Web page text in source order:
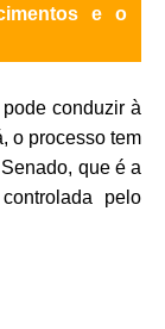
e o
conduzir à
o processo tem
que é a
pelo